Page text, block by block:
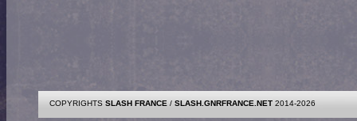
COPYRIGHTS SLASH FRANCE / SLASH.GNRFRANCE.NET 2014-2026